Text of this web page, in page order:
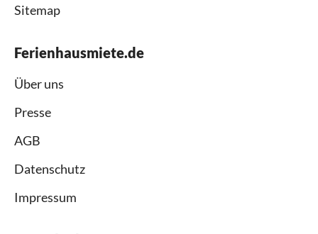
Sitemap
Ferienhausmiete.de
Über uns
Presse
AGB
Datenschutz
Impressum